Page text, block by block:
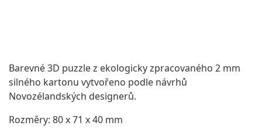
Barevné 3D puzzle z ekologicky zpracovaného 2 mm
silného kartonu vytvořeno podle návrhů
Novozélandských designerů.
Rozměry: 80 x 71 x 40 mm